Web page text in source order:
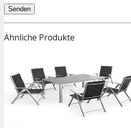
Ähnliche Produkte